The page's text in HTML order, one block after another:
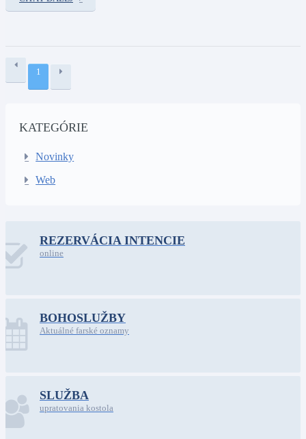
1
KATEGÓRIE
Novinky
Web
REZERVÁCIA INTENCIE
online
BOHOSLUŽBY
Aktuálné farské oznamy
SLUŽBA
upratovania kostola